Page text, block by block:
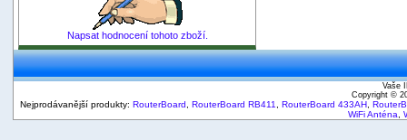
Napsat hodnocení tohoto zboží.
Vaše
Copyright ©
Nejprodávanější produkty: RouterBoard RouterBoard RB411 RouterBoard 433AH
WiFi Anténa